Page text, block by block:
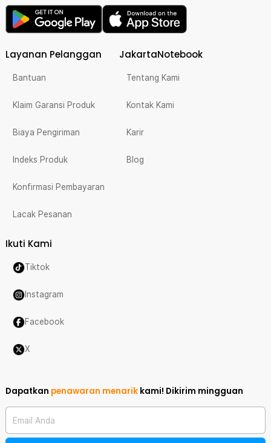
Layanan Pelanggan
Bantuan
Klaim Garansi Produk
Biaya Pengiriman
Indeks Produk
Konfirmasi Pembayaran
Lacak Pesanan
JakartaNotebook
Tentang Kami
Kontak Kami
Karir
Blog
Ikuti Kami
Tiktok
Instagram
Facebook
X
Dapatkan penawaran menarik kami! Dikirim mingguan
Email Anda